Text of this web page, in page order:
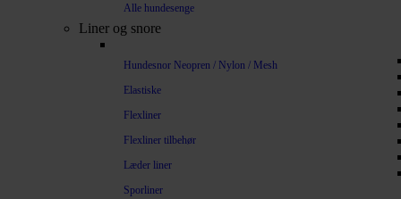
Alle hundesenge
Liner og snore
Hundesnor Neopren / Nylon / Mesh
Elastiske
Flexliner
Flexliner tilbehør
Læder liner
Sporliner